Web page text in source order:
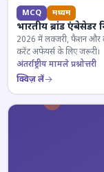
MCQ मध्यम
भारतीय ब्रांड एंबेसेडर
2026 में लक्जरी, फैशन और
करेंट अफेयर्स के लिए जरूरी।
अंतर्राष्ट्रीय मामले प्रश्नोत्तरी
क्विज़ लें